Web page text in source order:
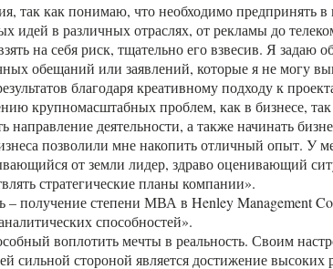
так как понимаю, что необходимо предпринять в
идей в различных отраслях, от рекламы до
на себя риск, тщательно его взвесив. Я
обещаний или заявлений, которые я не могу
благодаря креативному подходу к
крупномасштабных проблем, как в бизнесе,
направление деятельности, а также начинать
позволили мне накопить отличный опыт. У
от земли лидер, здраво оценивающий
стратегические планы компании».
– получение степени МВА в Henley Management
способностей».
воплотить мечты в реальность. Своим
сильной стороной является достижение высоких